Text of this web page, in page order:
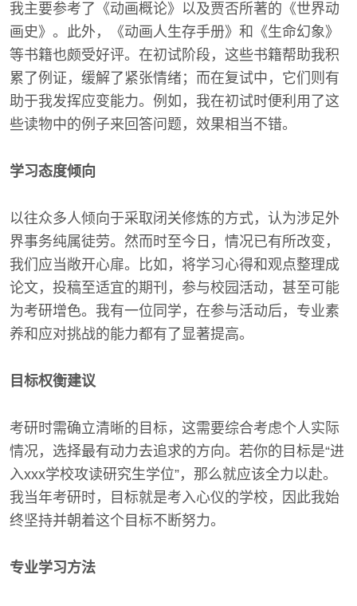
我主要参考了《动画概论》以及贾否所著的《世界动
画史》。此外，《动画人生存手册》和《生命幻象》
等书籍也颇受好评。在初试阶段，这些书籍帮助我积
累了例证，缓解了紧张情绪；而在复试中，它们则有
助于我发挥应变能力。例如，我在初试时便利用了这
些读物中的例子来回答问题，效果相当不错。
学习态度倾向
以往众多人倾向于采取闭关修炼的方式，认为涉足外
界事务纯属徒劳。然而时至今日，情况已有所改变，
我们应当敞开心扉。比如，将学习心得和观点整理成
论文，投稿至适宜的期刊，参与校园活动，甚至可能
为考研增色。我有一位同学，在参与活动后，专业素
养和应对挑战的能力都有了显著提高。
目标权衡建议
考研时需确立清晰的目标，这需要综合考虑个人实际
情况，选择最有动力去追求的方向。若你的目标是“进
入xxx学校攻读研究生学位”，那么就应该全力以赴。
我当年考研时，目标就是考入心仪的学校，因此我始
终坚持并朝着这个目标不断努力。
专业学习方法